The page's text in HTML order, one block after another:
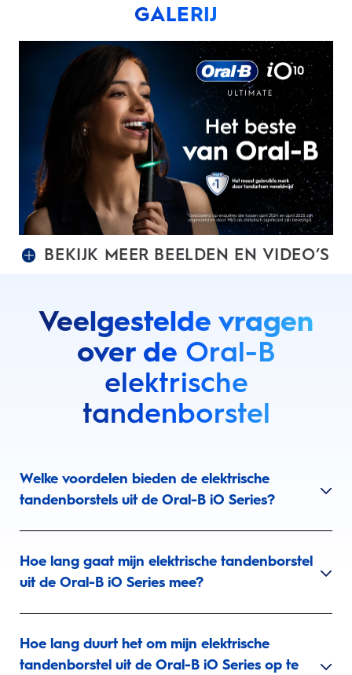
GALERIJ
BEKIJK MEER BEELDEN EN VIDEO’S
Veelgestelde vragen
over de Oral-B
elektrische
tandenborstel
Welke voordelen bieden de elektrische
tandenborstels uit de Oral-B iO Series?
Hoe lang gaat mijn elektrische tandenborstel
uit de Oral-B iO Series mee?
Hoe lang duurt het om mijn elektrische
tandenborstel uit de Oral-B iO Series op te